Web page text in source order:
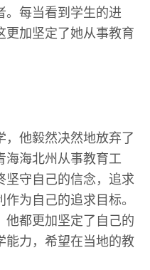
。每当看到学生的进
更加坚定了她从事教育
，他毅然决然地放弃了
海海北州从事教育工
坚守自己的信念，追求
为自己的追求目标。
他都更加坚定了自己的
能力，希望在当地的教